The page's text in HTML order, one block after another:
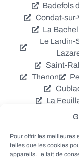
Pour offrir les meilleures
telles que les cookies
appareils. Le fait de
Badefols
Condat-sur-
La
Le Lardin-
Saint-
Thenon
La
Coly
Aubas